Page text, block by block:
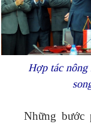
Hợp tác nông
Những bước